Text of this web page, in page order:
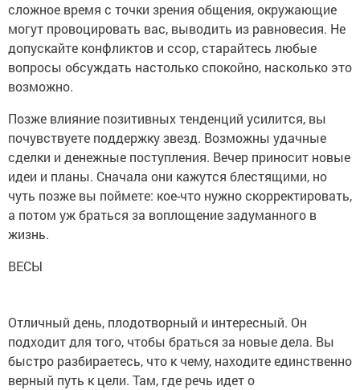
сложное время с точки зрения общения, окружающие
могут провоцировать вас, выводить из равновесия. Не
допускайте конфликтов и ссор, старайтесь любые
вопросы обсуждать настолько спокойно, насколько это
возможно.
Позже влияние позитивных тенденций усилится, вы
почувствуете поддержку звезд. Возможны удачные
сделки и денежные поступления. Вечер приносит новые
идеи и планы. Сначала они кажутся блестящими, но
чуть позже вы поймете: кое-что нужно скорректировать,
а потом уж браться за воплощение задуманного в
жизнь.
ВЕСЫ
Отличный день, плодотворный и интересный. Он
подходит для того, чтобы браться за новые дела. Вы
быстро разбираетесь, что к чему, находите единственно
верный путь к цели. Там, где речь идет о